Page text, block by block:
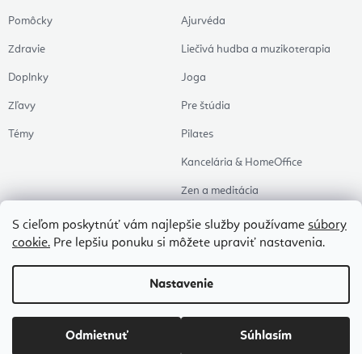
S cieľom poskytnúť vám najlepšie služby používame súbory
cookie. Pre lepšiu ponuku si môžete upraviť nastavenia.
Nastavenie
Odmietnuť Súhlasím
Pomôcky
Zdravie
Doplnky
Zľavy
Témy
Ajurvéda
Liečivá hudba a muzikoterapia
Joga
Pre štúdia
Pilates
Kancelária & HomeOffice
Zen a meditácia
Aromaterapia
Zdravý spánok
Naše obľúbené
Vytvoril Shoptet Premium
Copyright 2026Flexity. Všetky práva vyhradené.Upraviť nastavenie cookies